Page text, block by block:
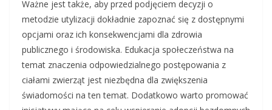
Ważne jest także, aby przed podjęciem decyzji o
metodzie utylizacji dokładnie zapoznać się z dostępnymi
opcjami oraz ich konsekwencjami dla zdrowia
publicznego i środowiska. Edukacja społeczeństwa na
temat znaczenia odpowiedzialnego postępowania z
ciałami zwierząt jest niezbędna dla zwiększenia
świadomości na ten temat. Dodatkowo warto promować